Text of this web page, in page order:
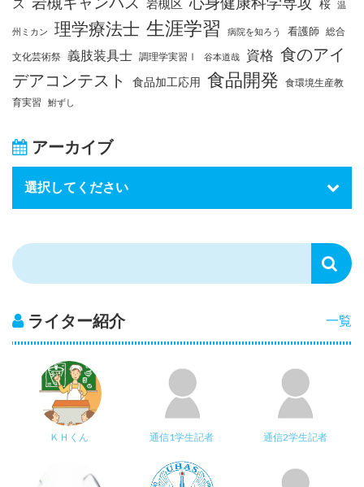
ス 岩槻区 桜 温
州ミカン 理学療法士 生涯学習 病院を知ろう 看護師 総合
文化芸術祭 義肢装具士 調理学実習Ⅰ 谷本道哉 資格 食のアイ
デアコンテスト
食品加工応用 食品開発 食環境生産教
育実習
鮒ずし
アーカイブ
一覧
ライター紹介
ＫＨくん 通信1学生記者 通信2学生記者